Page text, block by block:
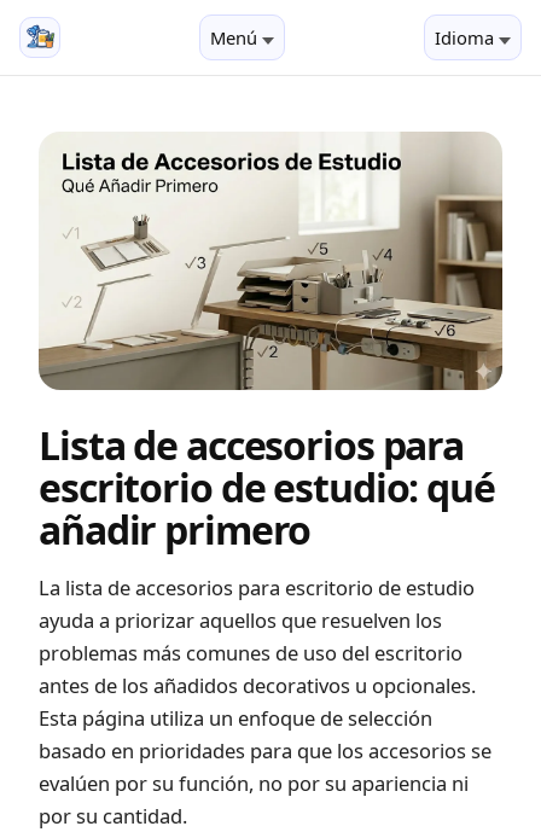
Menú Idioma
Lista de accesorios para
escritorio de estudio: qué
añadir primero
La lista de accesorios para escritorio de estudio
ayuda a priorizar aquellos que resuelven los
problemas más comunes de uso del escritorio
antes de los añadidos decorativos u opcionales.
Esta página utiliza un enfoque de selección
basado en prioridades para que los accesorios se
evalúen por su función, no por su apariencia ni
por su cantidad.